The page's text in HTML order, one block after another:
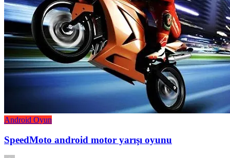
Android Oyun
SpeedMoto android motor yarışı oyunu